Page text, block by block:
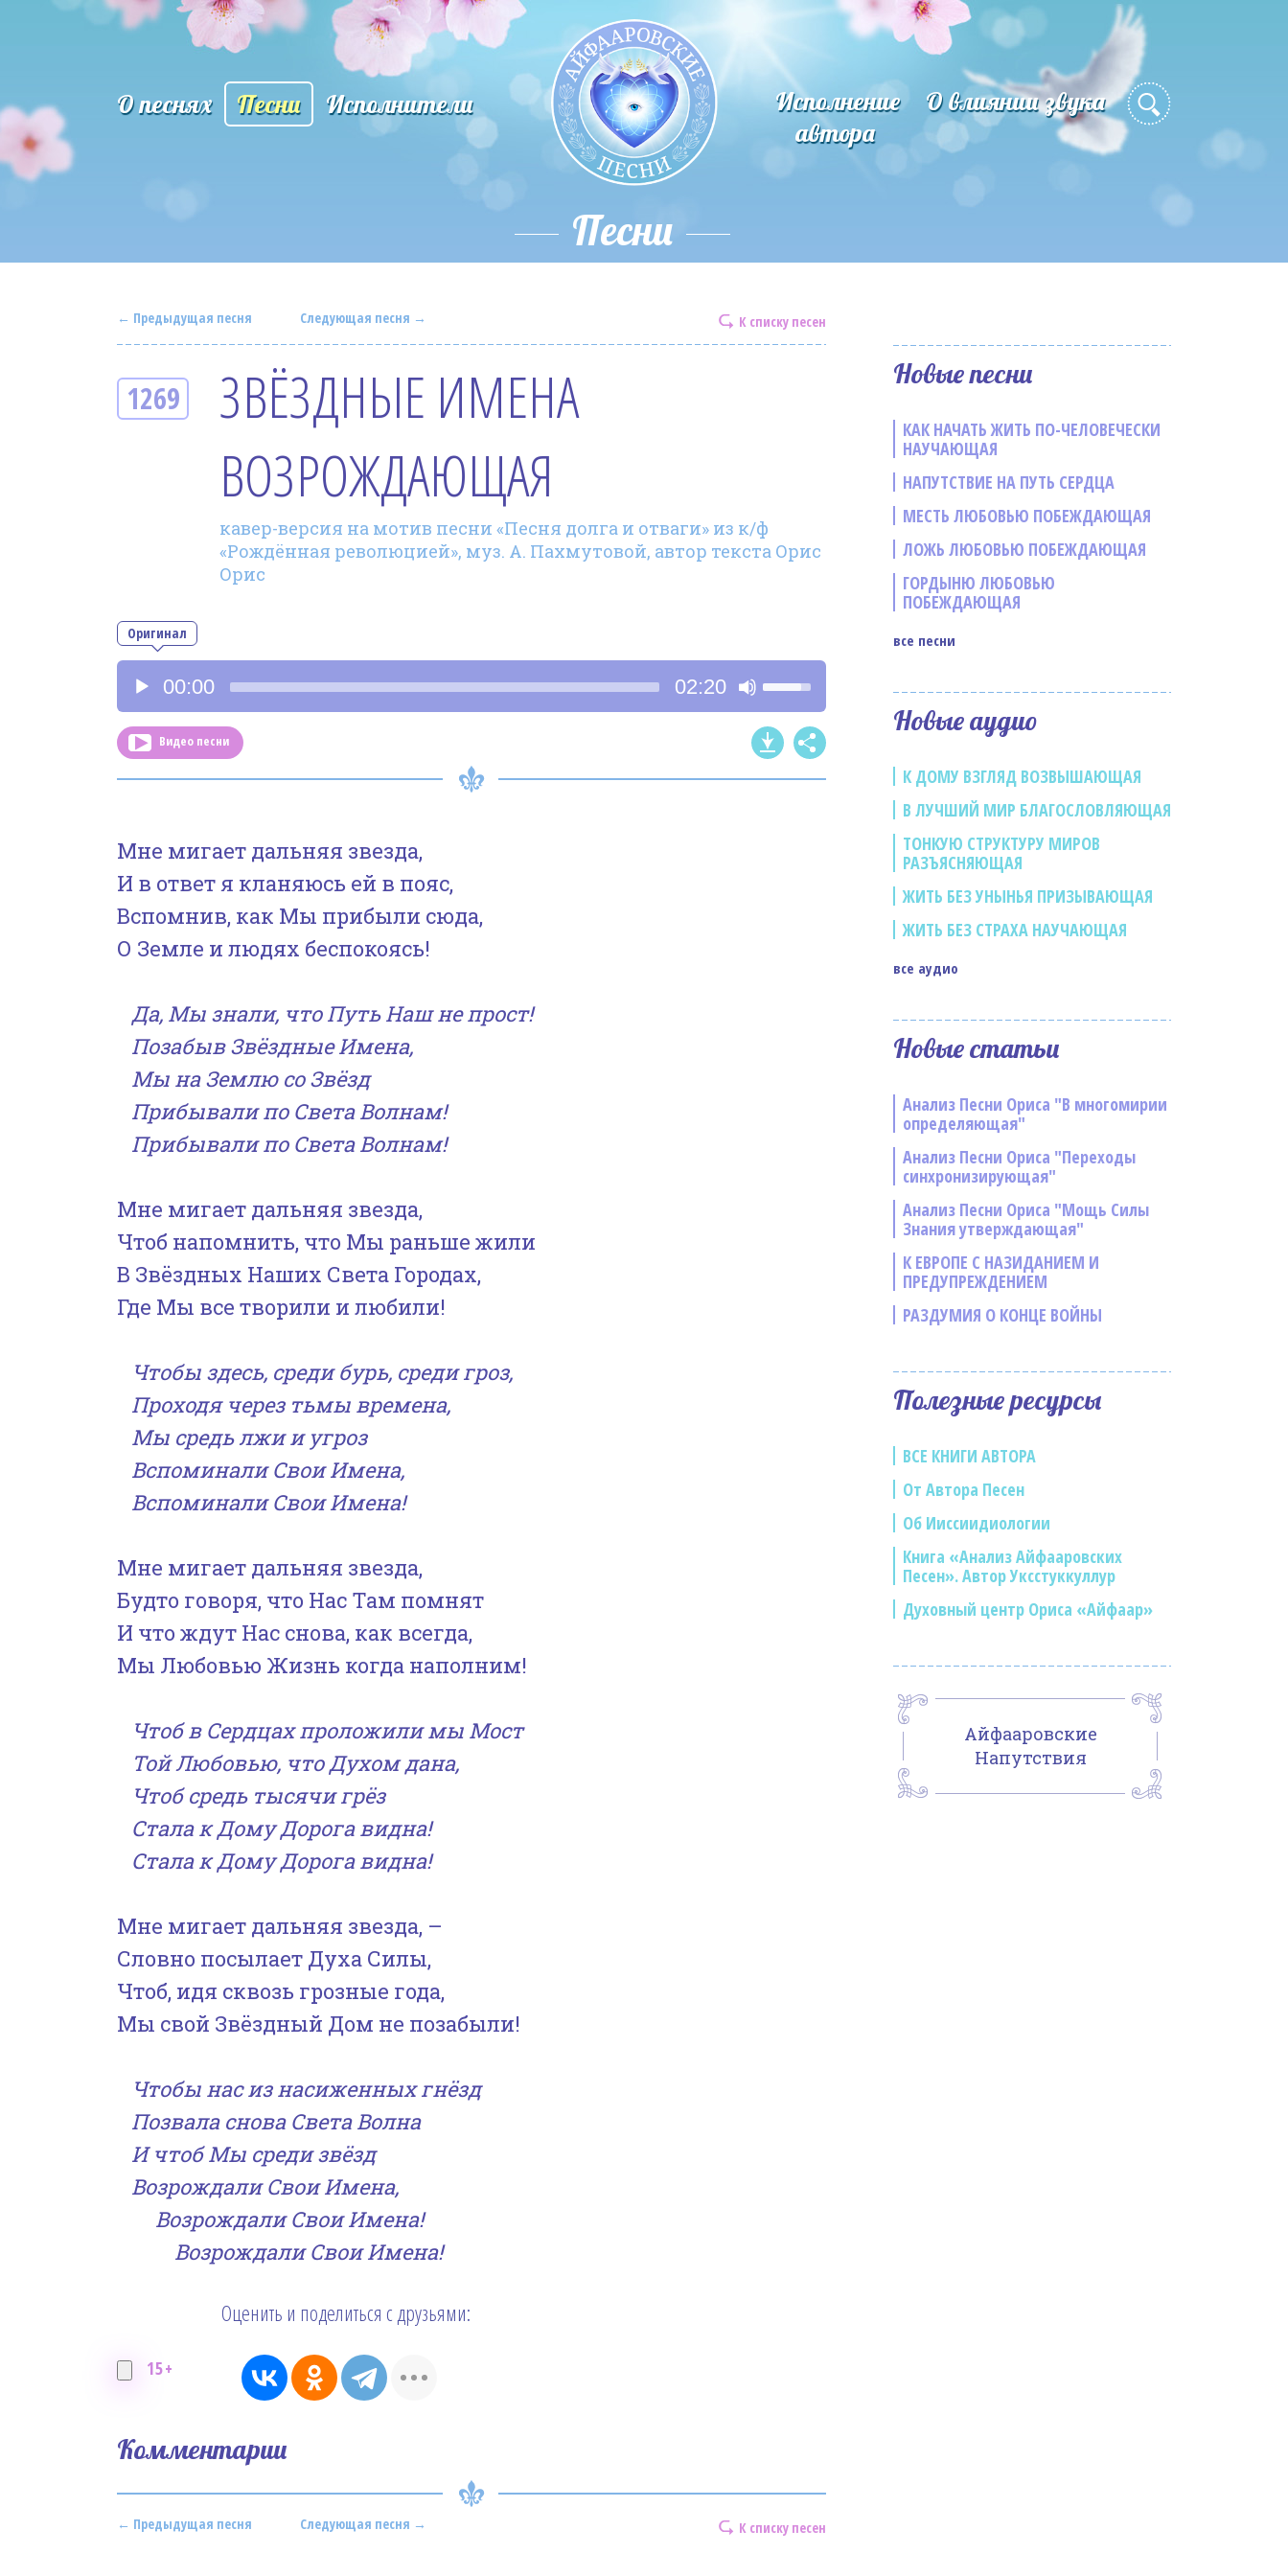
О песнях Песни Исполнители
Исполнение
автора
О влиянии звука
Песни
← Предыдущая песня К списку песен
Следующая песня →
1269
ЗВЁЗДНЫЕ ИМЕНА
ВОЗРОЖДАЮЩАЯ
кавер-версия на мотив песни «Песня долга и отваги» из к/ф
«Рождённая революцией», муз. А. Пахмутовой, автор текста Орис
Орис
Оригинал
Аудиоплеер
00:00 02:20
Используйте
клавиши
со
стрелками
Видео песни
Мне мигает дальняя звезда,
И в ответ я кланяюсь ей в пояс,
Вспомнив, как Мы прибыли сюда,
О Земле и людях беспокоясь!
Да, Мы знали, что Путь Наш не прост!
Позабыв Звёздные Имена,
Мы на Землю со Звёзд
Прибывали по Света Волнам!
Прибывали по Света Волнам!
Мне мигает дальняя звезда,
Чтоб напомнить, что Мы раньше жили
В Звёздных Наших Света Городах,
Где Мы все творили и любили!
Чтобы здесь, среди бурь, среди гроз,
Проходя через тьмы времена,
Мы средь лжи и угроз
Вспоминали Свои Имена,
Вспоминали Свои Имена!
Мне мигает дальняя звезда,
Будто говоря, что Нас Там помнят
И что ждут Нас снова, как всегда,
Мы Любовью Жизнь когда наполним!
Чтоб в Сердцах проложили мы Мост
Той Любовью, что Духом дана,
Чтоб средь тысячи грёз
Стала к Дому Дорога видна!
Стала к Дому Дорога видна!
Мне мигает дальняя звезда, –
Словно посылает Духа Силы,
Чтоб, идя сквозь грозные года,
Мы свой Звёздный Дом не позабыли!
Чтобы нас из насиженных гнёзд
Позвала снова Света Волна
И чтоб Мы среди звёзд
Возрождали Свои Имена,
Возрождали Свои Имена!
Возрождали Свои Имена!
15+
Оценить и поделиться с друзьями:
Комментарии
← Предыдущая песня К списку песен
Следующая песня →
Новые песни
КАК НАЧАТЬ ЖИТЬ ПО-ЧЕЛОВЕЧЕСКИ
НАУЧАЮЩАЯ
НАПУТСТВИЕ НА ПУТЬ СЕРДЦА
МЕСТЬ ЛЮБОВЬЮ ПОБЕЖДАЮЩАЯ
ЛОЖЬ ЛЮБОВЬЮ ПОБЕЖДАЮЩАЯ
ГОРДЫНЮ ЛЮБОВЬЮ
ПОБЕЖДАЮЩАЯ
все песни
Новые аудио
К ДОМУ ВЗГЛЯД ВОЗВЫШАЮЩАЯ
В ЛУЧШИЙ МИР БЛАГОСЛОВЛЯЮЩАЯ
ТОНКУЮ СТРУКТУРУ МИРОВ
РАЗЪЯСНЯЮЩАЯ
ЖИТЬ БЕЗ УНЫНЬЯ ПРИЗЫВАЮЩАЯ
ЖИТЬ БЕЗ СТРАХА НАУЧАЮЩАЯ
все аудио
Новые статьи
Анализ Песни Ориса "В многомирии
определяющая"
Анализ Песни Ориса "Переходы
синхронизирующая"
Анализ Песни Ориса "Мощь Силы
Знания утверждающая"
К ЕВРОПЕ С НАЗИДАНИЕМ И
ПРЕДУПРЕЖДЕНИЕМ
РАЗДУМИЯ О КОНЦЕ ВОЙНЫ
Полезные ресурсы
ВСЕ КНИГИ АВТОРА
От Автора Песен
Об Ииссиидиологии
Книга «Анализ Айфааровских
Песен». Автор Уксстуккуллур
Духовный центр Ориса «Айфаар»
Айфааровские
Напутствия